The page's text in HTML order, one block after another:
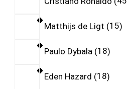
Matthijs de Ligt 15
Paulo Dybala 18
Eden Hazard 18